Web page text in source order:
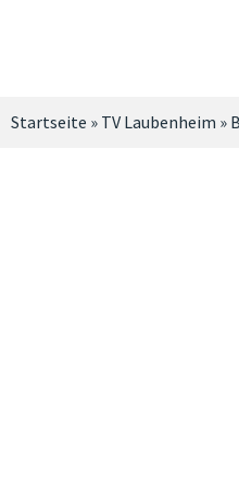
Startseite » TV Laubenheim »